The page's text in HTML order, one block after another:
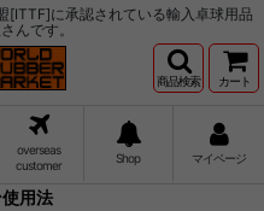
[ITTF]に承認されている輸入卓球用品
んです。
商品検索 カート
overseas
customer
Shop マイページ
用法